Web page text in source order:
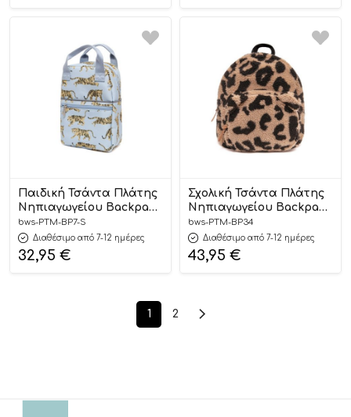
Παιδική Τσάντα Πλάτης
Νηπιαγωγείου Backpack
Tigers Grey – Petit
Monkey
bws-PTM-BP7-S
Διαθέσιμο από 7-12 ημέρες
32,95 €
Σχολική Τσάντα Πλάτης
Νηπιαγωγείου Backpack
Leopard – Petit Monkey
bws-PTM-BP34
Διαθέσιμο από 7-12 ημέρες
43,95 €
1 2